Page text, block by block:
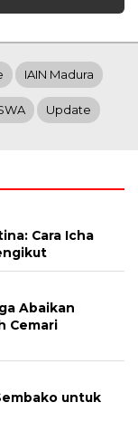
IAIN Madura
Update
Cara Icha
Abaikan
Cemari
untuk